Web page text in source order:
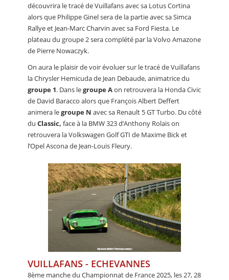
découvrira le tracé de Vuillafans avec sa Lotus Cortina
alors que Philippe Ginel sera de la partie avec sa Simca
Rallye et Jean-Marc Charvin avec sa Ford Fiesta. Le
plateau du groupe 2 sera complété par la Volvo Amazone
de Pierre Nowaczyk.
On aura le plaisir de voir évoluer sur le tracé de Vuillafans
la Chrysler Hemicuda de Jean Debaude, animatrice du
groupe 1. Dans legroupe Aon retrouvera la Honda Civic
de David Baracco alors que François Albert Deffert
animera legroupe N avec sa Renault 5 GT Turbo. Du côté
du Classic, face à la BMW 323 d’Anthony Rolais on
retrouvera la Volkswagen Golf GTI de Maxime Bick et
l’Opel Ascona de Jean-Louis Fleury.
VUILLAFANS - ECHEVANNES
8ème manche du Championnat de France 2025, les 27, 28